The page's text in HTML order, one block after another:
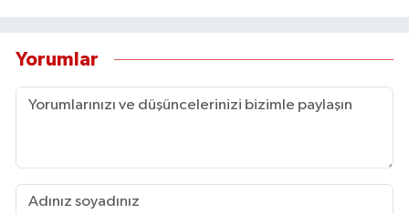
Yorumlar
TARİHTE BUGÜN
TEKNOLOJİ
TÜRKİYE